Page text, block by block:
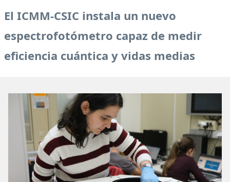
Main
El ICMM-CSIC instala un nuevo
espectrofotómetro capaz de medir
eficiencia cuántica y vidas medias